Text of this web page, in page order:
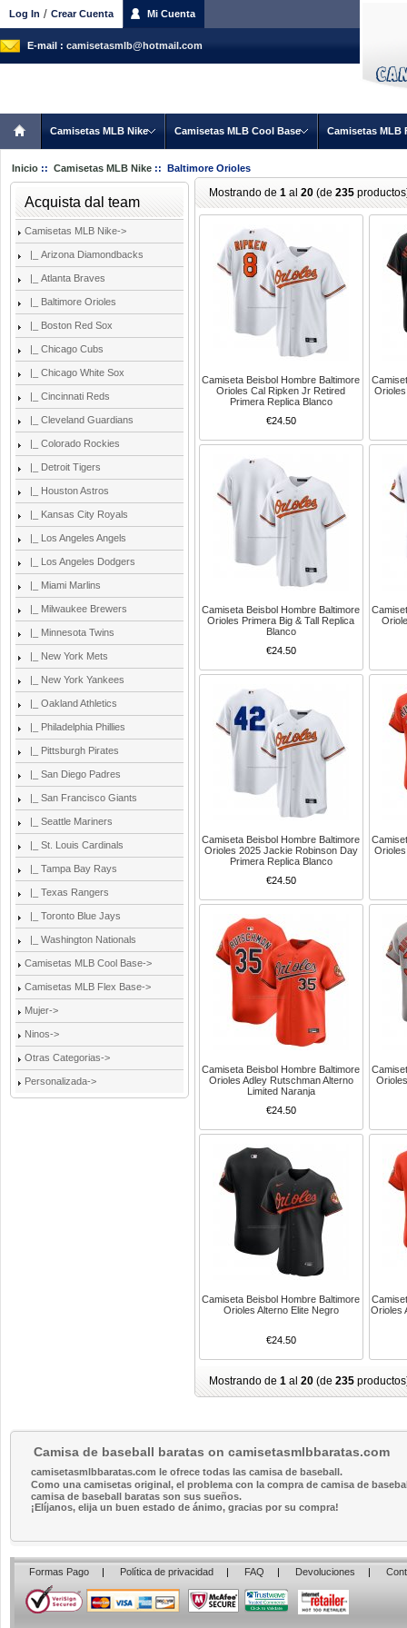
Log In / Crear Cuenta Mi Cuenta
E-mail : camisetasmlb@hotmail.com
Camisetas MLB Nike Camisetas MLB Cool Base Camisetas MLB
Inicio :: Camisetas MLB Nike :: Baltimore Orioles
Acquista dal team
Camisetas MLB Nike->
|_ Arizona Diamondbacks
|_ Atlanta Braves
|_ Baltimore Orioles
|_ Boston Red Sox
|_ Chicago Cubs
|_ Chicago White Sox
|_ Cincinnati Reds
|_ Cleveland Guardians
|_ Colorado Rockies
|_ Detroit Tigers
|_ Houston Astros
|_ Kansas City Royals
|_ Los Angeles Angels
|_ Los Angeles Dodgers
|_ Miami Marlins
|_ Milwaukee Brewers
|_ Minnesota Twins
|_ New York Mets
|_ New York Yankees
|_ Oakland Athletics
|_ Philadelphia Phillies
|_ Pittsburgh Pirates
|_ San Diego Padres
|_ San Francisco Giants
|_ Seattle Mariners
|_ St. Louis Cardinals
|_ Tampa Bay Rays
|_ Texas Rangers
|_ Toronto Blue Jays
|_ Washington Nationals
Camisetas MLB Cool Base->
Camisetas MLB Flex Base->
Mujer->
Ninos->
Otras Categorias->
Personalizada->
Mostrando de 1 al 20 (de 235
Camiseta Beisbol Hombre Baltimore
Orioles Cal Ripken Jr Retired
Primera Replica Blanco
€24.50
Camiseta Beisbol Hombre Baltimore
Orioles Primera Big & Tall Replica
Blanco
€24.50
Camiseta Beisbol Hombre Baltimore
Orioles 2025 Jackie Robinson Day
Primera Replica Blanco
€24.50
Camiseta Beisbol Hombre Baltimore
Orioles Adley Rutschman Alterno
Limited Naranja
€24.50
Camiseta Beisbol Hombre Baltimore
Orioles Alterno Elite Negro
€24.50
Orioles
Mostrando de 1 al 20 (de 235
Camisa de baseball baratas on camisetasmlbbaratas.com
camisetasmlbbaratas.com le ofrece todas las camisa de baseball.
Como una camisetas original, el problema con la compra de camisa de
camisa de baseball baratas son sus sueños.
¡Elíjanos, elija un buen estado de ánimo, gracias por su compra!
Formas Pago | Política de privacidad | FAQ | Devoluciones |